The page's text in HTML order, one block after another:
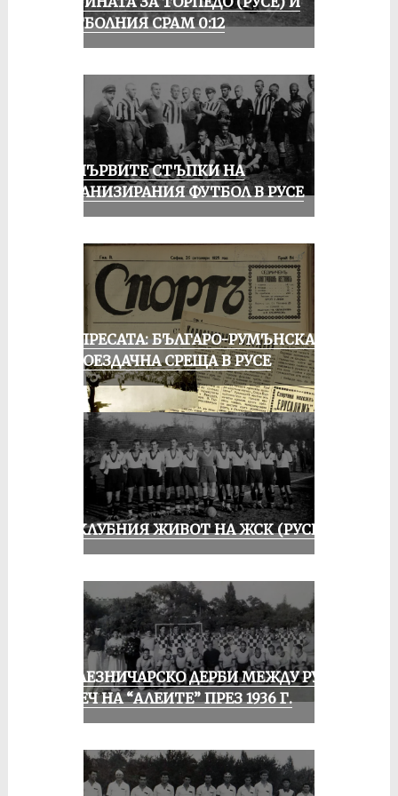
ФУТБОЛНИЯ СРАМ 0:12
ЗА ПЪРВИТЕ СТЪПКИ НА
ОРГАНИЗИРАНИЯ ФУТБОЛ В РУСЕ
ОТ ПРЕСАТА: БЪЛГАРО-РУМЪНСКА
КОЛОЕЗДАЧНА СРЕЩА В РУСЕ
ИЗ КЛУБНИЯ ЖИВОТ НА ЖСК (РУСЕ)
ЖЕЛЕЗНИЧАРСКО ДЕРБИ МЕЖДУ РУСЕ
И ПЕЧ НА “АЛЕИТЕ” ПРЕЗ 1936 Г.